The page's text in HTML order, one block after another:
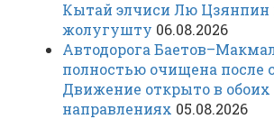
Кытай элчиси Лю Цзянпин
жолугушту 06.08.2026
Автодорога
полностью очищена после
Движение открыто в обоих
направлениях 05.08.2026